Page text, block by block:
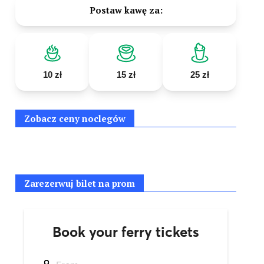
Postaw kawę za:
10 zł 15 zł 25 zł
Zobacz ceny noclegów
Zarezerwuj bilet na prom